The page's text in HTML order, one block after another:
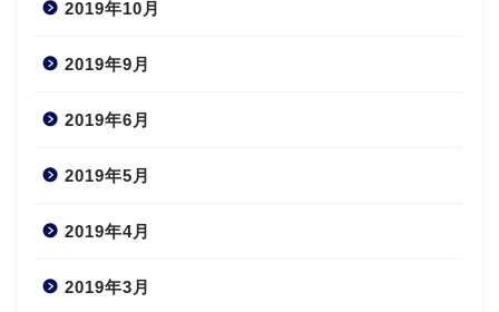
2019年10月
2019年9月
2019年6月
2019年5月
2019年4月
2019年3月